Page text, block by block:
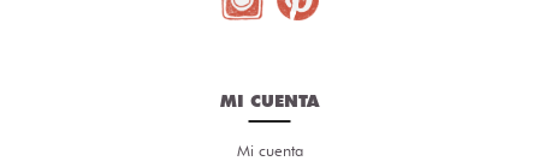
MI CUENTA
Mi cuenta